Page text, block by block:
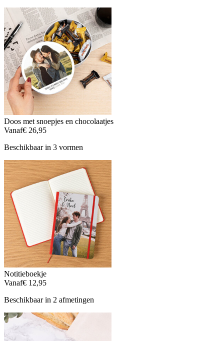
Doos met snoepjes en chocolaatjes
Vanaf€ 26,95
Beschikbaar in 3 vormen
Notitieboekje
Vanaf€ 12,95
Beschikbaar in 2 afmetingen